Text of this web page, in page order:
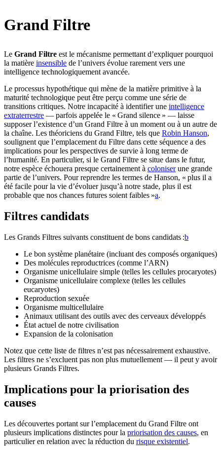
Grand Filtre
Le Grand Filtre est le mécanisme permettant d’expliquer pourquoi
la matière insensible de l’univers évolue rarement vers une
intelligence technologiquement avancée.
Le processus hypothétique qui mène de la matière primitive à la
maturité technologique peut être perçu comme une série de
transitions critiques. Notre incapacité à identifier une intelligence
extraterrestre — parfois appelée le « Grand silence » — laisse
supposer l’existence d’un Grand Filtre à un moment ou à un autre de
la chaîne. Les théoriciens du Grand Filtre, tels que Robin Hanson,
soulignent que l’emplacement du Filtre dans cette séquence a des
implications pour les perspectives de survie à long terme de
l’humanité. En particulier, si le Grand Filtre se situe dans le futur,
notre espèce échouera presque certainement à coloniserune grande
partie de l’univers. Pour reprendre les termes de Hanson, « plus il a
été facile pour la vie d’évoluer jusqu’à notre stade, plus il est
probable que nos chances futures soient faibles »⁠a.
Filtres candidats
Les Grands Filtres suivants constituent de bons candidats :⁠b
Le bon système planétaire (incluant des composés organiques)
Des molécules reproductrices (comme l’ARN)
Organisme unicellulaire simple (telles les cellules procaryotes)
Organisme unicellulaire complexe (telles les cellules
eucaryotes)
Reproduction sexuée
Organisme multicellulaire
Animaux utilisant des outils avec des cerveaux développés
État actuel de notre civilisation
Expansion de la colonisation
Notez que cette liste de filtres n’est pas nécessairement exhaustive.
Les filtres ne s’excluent pas non plus mutuellement — il peut y avoir
plusieurs Grands Filtres.
Implications pour la priorisation des
causes
Les découvertes portant sur l’emplacement du Grand Filtre ont
plusieurs implications distinctes pour la priorisation des causes, en
particulier en relation avec la réduction du risque existentiel.